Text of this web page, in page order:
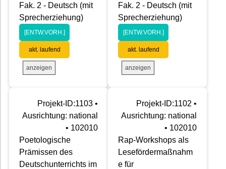
Fak. 2 - Deutsch (mit
Sprecherziehung)
[ENTW.VORH.]
akt. laufend
anzeigen
Fak. 2 - Deutsch (mit
Sprecherziehung)
[ENTW.VORH.]
akt. laufend
anzeigen
Projekt-ID:1103 •
Ausrichtung: national
• 102010
Poetologische
Prämissen des
Deutschunterrichts im
Projekt-ID:1102 •
Ausrichtung: national
• 102010
Rap-Workshops als
Lesefördermaßnahm
e für